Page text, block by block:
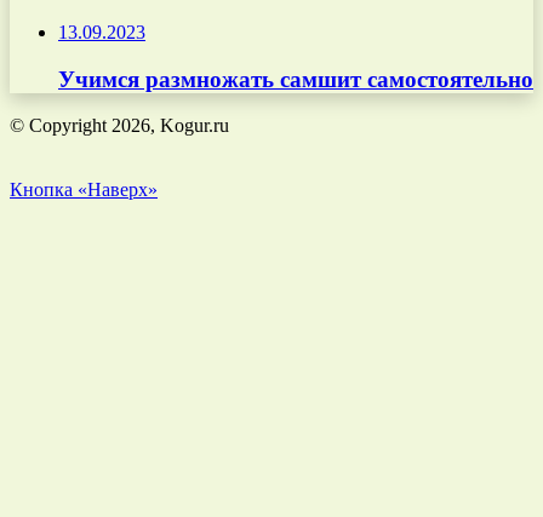
13.09.2023
Учимся размножать самшит самостоятельно
© Copyright 2026, Kogur.ru
Кнопка «Наверх»